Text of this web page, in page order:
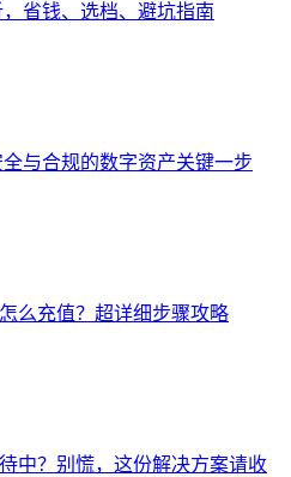
省钱、选档、避坑指南
与合规的数字资产关键一步
么充值？超详细步骤攻略
中？别慌，这份解决方案请收